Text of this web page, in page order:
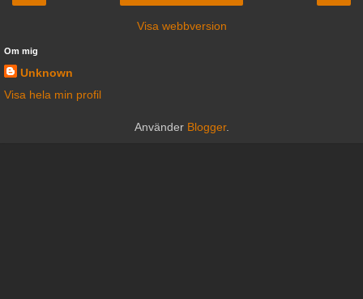
Visa webbversion
Om mig
Unknown
Visa hela min profil
Använder Blogger.